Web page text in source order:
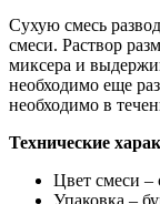
Сухую смесь
смеси. Раствор
миксера и
необходимо еще
необходимо в
Технические
Цвет смеси –